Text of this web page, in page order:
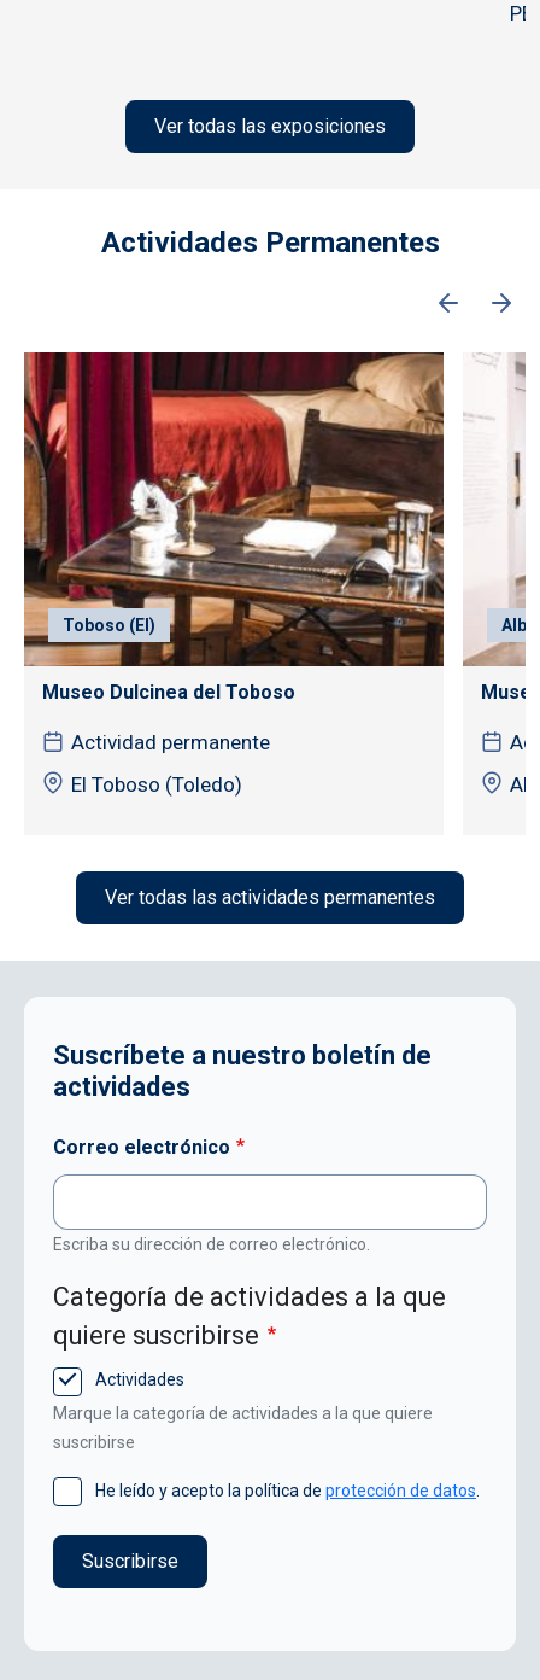
Ver todas las exposiciones
Actividades Permanentes
Toboso (El)
Museo Dulcinea del Toboso
Actividad permanente
El Toboso (Toledo)
Ver todas las actividades permanentes
Suscríbete a nuestro boletín de
actividades
Correo electrónico
Escriba su dirección de correo electrónico.
Categoría de actividades a la que
quiere suscribirse
Actividades
Marque la categoría de actividades a la que quiere
suscribirse
He leído y acepto la política de protección de datos